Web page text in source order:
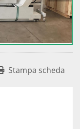
Stampa scheda